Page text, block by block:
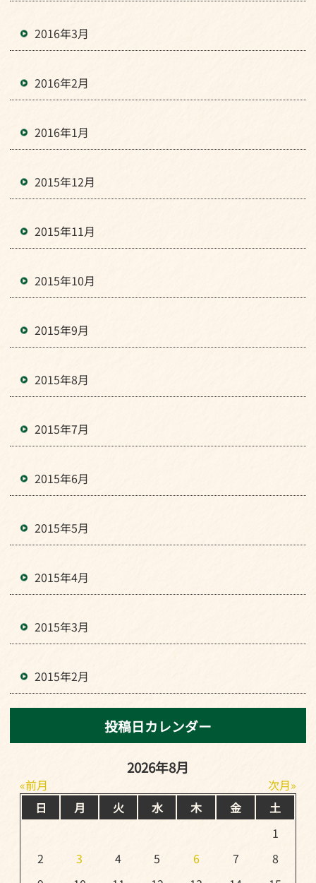
2016年3月
2016年2月
2016年1月
2015年12月
2015年11月
2015年10月
2015年9月
2015年8月
2015年7月
2015年6月
2015年5月
2015年4月
2015年3月
2015年2月
投稿日カレンダー
2026年8月
前月
次月
日
月 火 水 木 金
土
1
2
3 4 5 6 7
8